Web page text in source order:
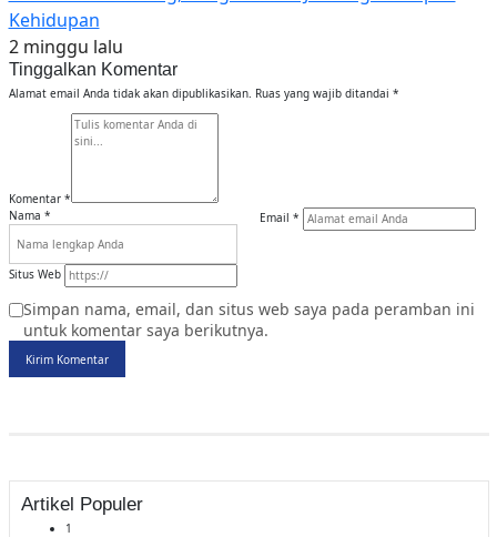
Kehidupan
2 minggu lalu
Tinggalkan Komentar
Alamat email Anda tidak akan dipublikasikan. Ruas yang wajib ditandai *
Komentar *
Nama * Email *
Situs Web
Simpan nama, email, dan situs web saya pada peramban ini
untuk komentar saya berikutnya.
Kirim Komentar
Artikel Populer
1